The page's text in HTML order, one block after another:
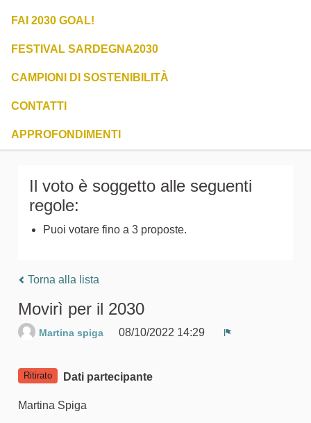
FAI 2030 GOAL!
FESTIVAL SARDEGNA2030
CAMPIONI DI SOSTENIBILITÀ
CONTATTI
APPROFONDIMENTI
Il voto è soggetto alle seguenti
regole:
Puoi votare fino a 3 proposte.
Torna alla lista
Movirì per il 2030
Martina spiga
08/10/2022 14:29
Ritirato Dati partecipante
Martina Spiga